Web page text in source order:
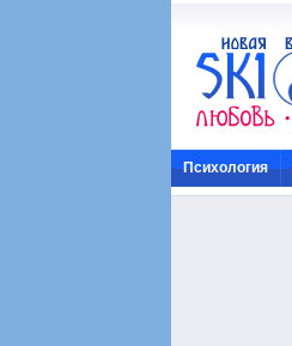
Психология